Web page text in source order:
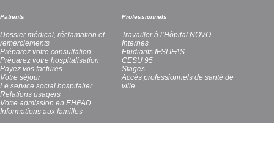
Patients
Dossier médical, réclamation et
remerciements
Préparez votre consultation
Préparez votre hospitalisation
Payez vos factures
Votre séjour
Le service social hospitalier
Relations usagers
Votre admission en EHPAD
Informations aux familles
Professionnels
Travailler à l’Hôpital NOVO
Internes
Etudiants IFSI IFAS
CESU 95
Stages
Accès professionnels de santé de
ville